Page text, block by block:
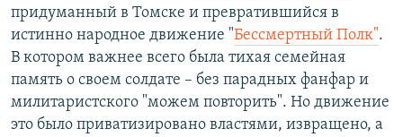
придуманный в Томске и превратившийся в
истинно народное движение "Бессмертный Полк".
В котором важнее всего была тихая семейная
память о своем солдате – без парадных фанфар и
милитаристского "можем повторить". Но движение
это было приватизировано властями, извращено, а